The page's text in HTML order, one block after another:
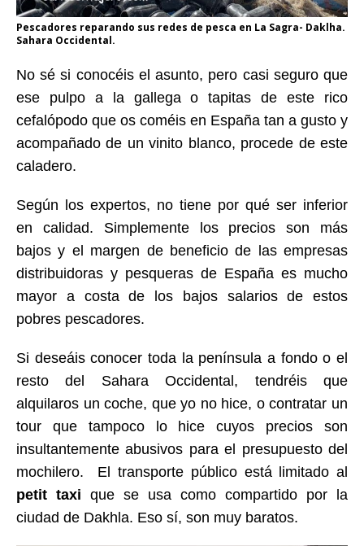
Pescadores reparando sus redes de pesca en La Sagra- Daklha.
Sahara Occidental.
No sé si conocéis el asunto, pero casi seguro que
ese pulpo a la gallega o tapitas de este rico
cefalópodo que os coméis en España tan a gusto y
acompañado de un vinito blanco, procede de este
caladero.
Según los expertos, no tiene por qué ser inferior
en calidad. Simplemente los precios son más
bajos y el margen de beneficio de las empresas
distribuidoras y pesqueras de España es mucho
mayor a costa de los bajos salarios de estos
pobres pescadores.
Si deseáis conocer toda la península a fondo o el
resto del Sahara Occidental, tendréis que
alquilaros un coche, que yo no hice, o contratar un
tour que tampoco lo hice cuyos precios son
insultantemente abusivos para el presupuesto del
mochilero. El transporte público está limitado al
petit taxi que se usa como compartido por la
ciudad de Dakhla. Eso sí, son muy baratos.